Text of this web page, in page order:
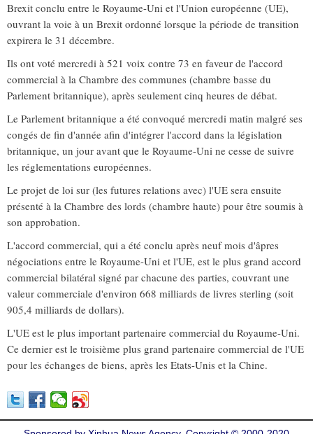
Brexit conclu entre le Royaume-Uni et l'Union européenne (UE),
ouvrant la voie à un Brexit ordonné lorsque la période de transition
expirera le 31 décembre.
Ils ont voté mercredi à 521 voix contre 73 en faveur de l'accord
commercial à la Chambre des communes (chambre basse du
Parlement britannique), après seulement cinq heures de débat.
Le Parlement britannique a été convoqué mercredi matin malgré ses
congés de fin d'année afin d'intégrer l'accord dans la législation
britannique, un jour avant que le Royaume-Uni ne cesse de suivre
les réglementations européennes.
Le projet de loi sur (les futures relations avec) l'UE sera ensuite
présenté à la Chambre des lords (chambre haute) pour être soumis à
son approbation.
L'accord commercial, qui a été conclu après neuf mois d'âpres
négociations entre le Royaume-Uni et l'UE, est le plus grand accord
commercial bilatéral signé par chacune des parties, couvrant une
valeur commerciale d'environ 668 milliards de livres sterling (soit
905,4 milliards de dollars).
L'UE est le plus important partenaire commercial du Royaume-Uni.
Ce dernier est le troisième plus grand partenaire commercial de l'UE
pour les échanges de biens, après les Etats-Unis et la Chine.